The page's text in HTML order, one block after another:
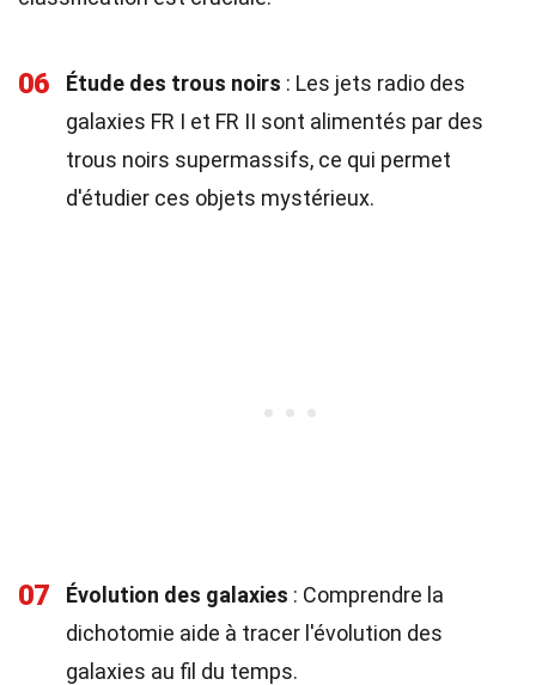
06 Étude des trous noirs : Les jets radio des
galaxies FR I et FR II sont alimentés par des
trous noirs supermassifs, ce qui permet
d'étudier ces objets mystérieux.
07 Évolution des galaxies : Comprendre la
dichotomie aide à tracer l'évolution des
galaxies au fil du temps.